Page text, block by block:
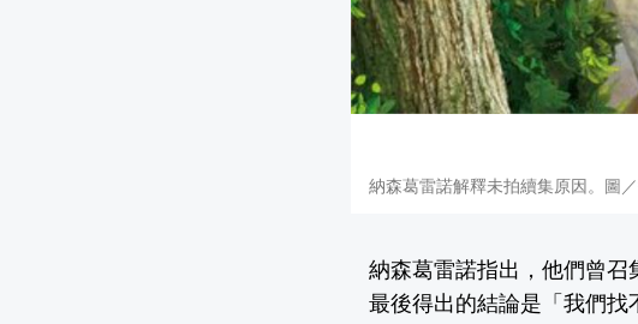
納森葛雷諾解釋未拍續集原因。圖
納森葛雷諾指出，他們曾召
最後得出的結論是「我們